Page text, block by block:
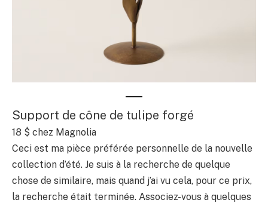
Support de cône de tulipe forgé
18 $ chez Magnolia
Ceci est ma pièce préférée personnelle de la nouvelle
collection d’été. Je suis à la recherche de quelque
chose de similaire, mais quand j’ai vu cela, pour ce prix,
la recherche était terminée. Associez-vous à quelques